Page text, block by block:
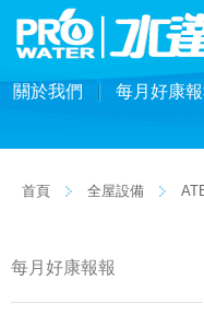
關於我們 每月好康
首頁 全屋設備
每月好康報報